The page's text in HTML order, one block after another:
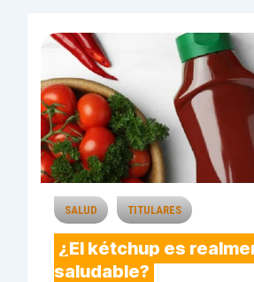
SALUD TITULARES
¿El kétchup es
saludable?